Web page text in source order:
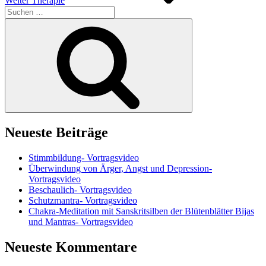
Suchen
nach:
Neueste Beiträge
Stimmbildung- Vortragsvideo
Überwindung von Ärger, Angst und Depression-
Vortragsvideo
Beschaulich- Vortragsvideo
Schutzmantra- Vortragsvideo
Chakra-Meditation mit Sanskritsilben der Blütenblätter Bijas
und Mantras- Vortragsvideo
Neueste Kommentare